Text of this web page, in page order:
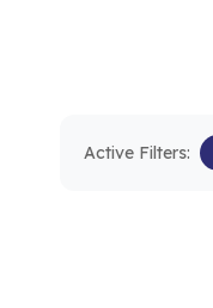
Active Filters: